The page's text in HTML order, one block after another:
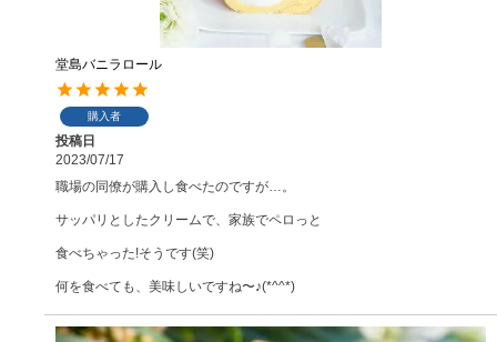
堂島バニラロール
購入者
投稿日
2023/07/17
職場の同僚が購入し食べたのですが…。
サッパリとしたクリームで、家族でペロっと
食べちゃった!そうです(笑)
何を食べても、美味しいですね〜♪(*^^*)